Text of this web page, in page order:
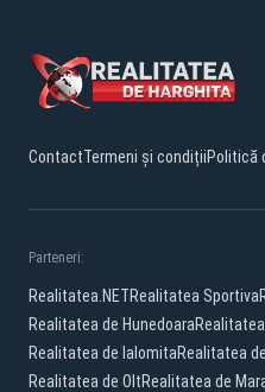
ContactTermeni și condițiiPolitică
Parteneri:
Realitatea.NETRealitatea Sportiva
Realitatea de Hunedoara
Realitatea de IalomitaRealitatea
Realitatea de OltRealitatea de